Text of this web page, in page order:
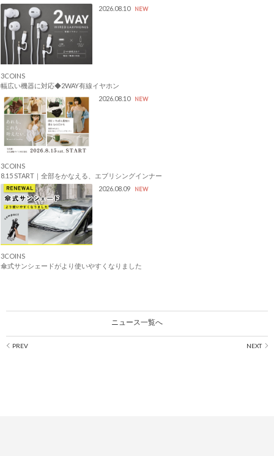
2026.08.10
NEW
3COINS
幅広い機器に対応◆2WAY有線イヤホン
2026.08.10
NEW
3COINS
8.15 START｜全部をかなえる、エブリシングインナー
2026.08.09
NEW
3COINS
傘式サンシェードがより使いやすくなりました
ニュース一覧へ